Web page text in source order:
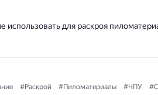
использовать для раскроя
#Раскрой #Пиломатериалы #ЧПУ